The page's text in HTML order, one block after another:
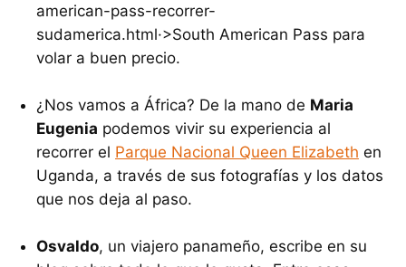
american-pass-recorrer-
sudamerica.html·>South American Pass para
volar a buen precio.
¿Nos vamos a África? De la mano de Maria
Eugenia podemos vivir su experiencia al
recorrer el Parque Nacional Queen Elizabeth en
Uganda, a través de sus fotografías y los datos
que nos deja al paso.
Osvaldo, un viajero panameño, escribe en su